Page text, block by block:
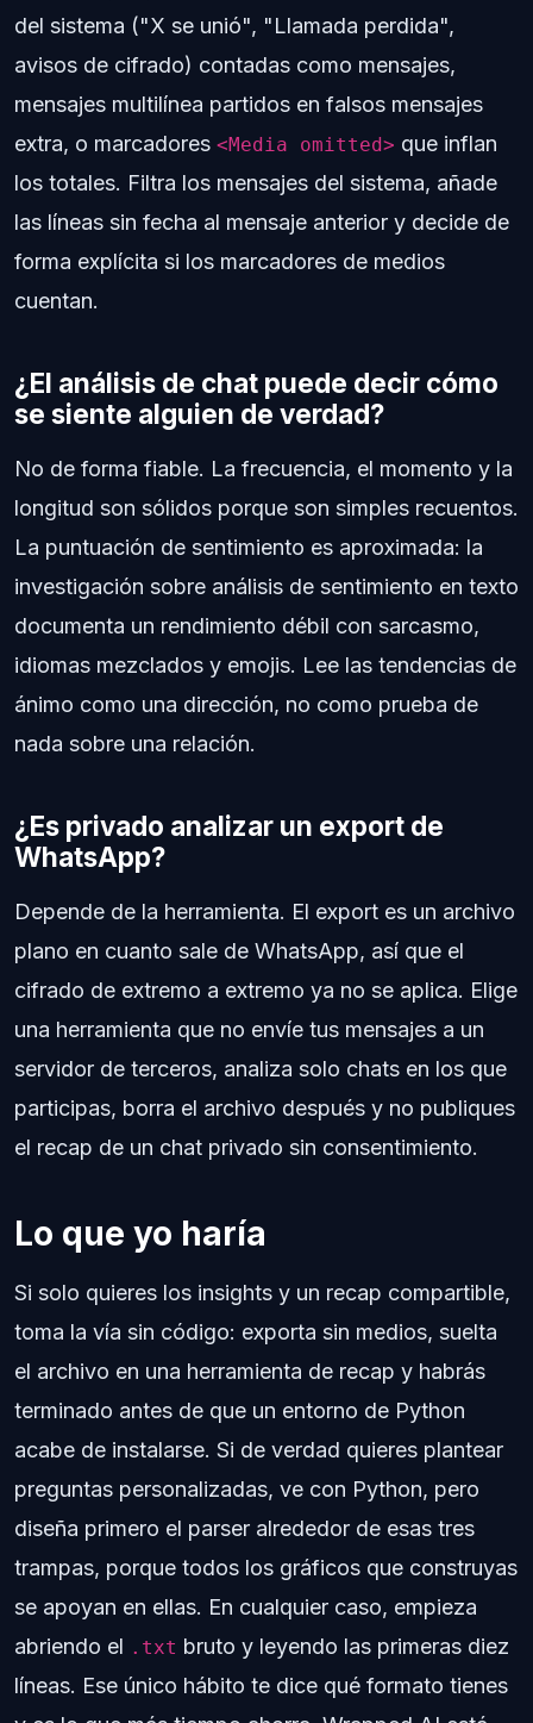
del sistema ("X se unió", "Llamada perdida",
avisos de cifrado) contadas como mensajes,
mensajes multilínea partidos en falsos mensajes
extra, o marcadores <Media omitted> que inflan
los totales. Filtra los mensajes del sistema, añade
las líneas sin fecha al mensaje anterior y decide de
forma explícita si los marcadores de medios
cuentan.
¿El análisis de chat puede decir cómo
se siente alguien de verdad?
No de forma fiable. La frecuencia, el momento y la
longitud son sólidos porque son simples recuentos.
La puntuación de sentimiento es aproximada: la
investigación sobre análisis de sentimiento en texto
documenta un rendimiento débil con sarcasmo,
idiomas mezclados y emojis. Lee las tendencias de
ánimo como una dirección, no como prueba de
nada sobre una relación.
¿Es privado analizar un export de
WhatsApp?
Depende de la herramienta. El export es un archivo
plano en cuanto sale de WhatsApp, así que el
cifrado de extremo a extremo ya no se aplica. Elige
una herramienta que no envíe tus mensajes a un
servidor de terceros, analiza solo chats en los que
participas, borra el archivo después y no publiques
el recap de un chat privado sin consentimiento.
Lo que yo haría
Si solo quieres los insights y un recap compartible,
toma la vía sin código: exporta sin medios, suelta
el archivo en una herramienta de recap y habrás
terminado antes de que un entorno de Python
acabe de instalarse. Si de verdad quieres plantear
preguntas personalizadas, ve con Python, pero
diseña primero el parser alrededor de esas tres
trampas, porque todos los gráficos que construyas
se apoyan en ellas. En cualquier caso, empieza
abriendo el .txt bruto y leyendo las primeras diez
líneas. Ese único hábito te dice qué formato tienes